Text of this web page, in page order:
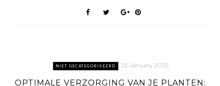
NIET GECATEGORISEERD 22 January 2025
OPTIMALE VERZORGING VAN JE PLANTEN: